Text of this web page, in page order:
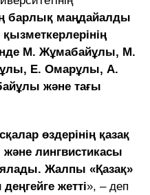
барлық маңдайалды
қызметкерлерінің
М. Жұмабайұлы, М.
Е. Омарұлы, А.
және тағы
өздерінің қазақ
лингвистикасы
Жалпы «Қазақ»
жетті», – деп